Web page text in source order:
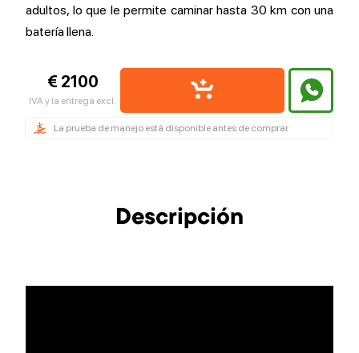
adultos, lo que le permite caminar hasta 30 km con una
batería llena.
€ 2100
IVA y la entrega excl.
La prueba de manejo está disponible antes de comprar
Descripción